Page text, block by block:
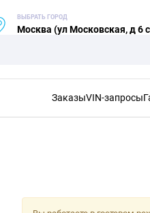
ВЫБРАТЬ ГОРОД
Москва (ул Московская, д 6
ЗаказыVIN-запросы